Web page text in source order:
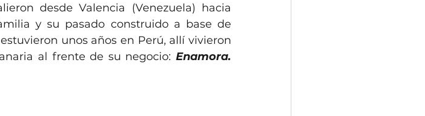
desde Valencia (Venezuela) hacia
y su pasado construido a base de
unos años en Perú, allí vivieron
al frente de su negocio: Enamora.